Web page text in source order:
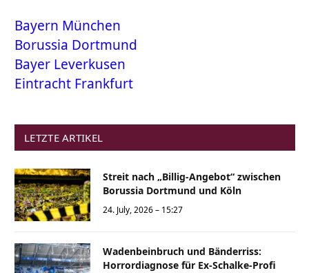
Bayern München
Borussia Dortmund
Bayer Leverkusen
Eintracht Frankfurt
LETZTE ARTIKEL
Streit nach „Billig-Angebot“ zwischen
Borussia Dortmund und Köln
24. July, 2026 – 15:27
Wadenbeinbruch und Bänderriss:
Horrordiagnose für Ex-Schalke-Profi